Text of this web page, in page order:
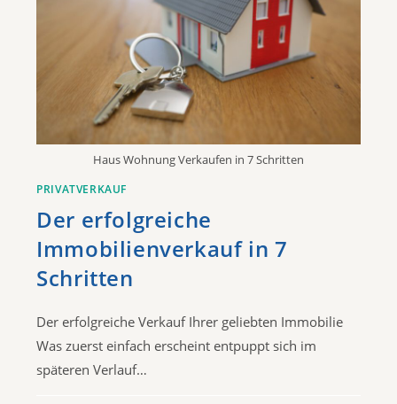
Haus Wohnung Verkaufen in 7 Schritten
PRIVATVERKAUF
Der erfolgreiche
Immobilienverkauf in 7
Schritten
Der erfolgreiche Verkauf Ihrer geliebten Immobilie
Was zuerst einfach erscheint entpuppt sich im
späteren Verlauf…